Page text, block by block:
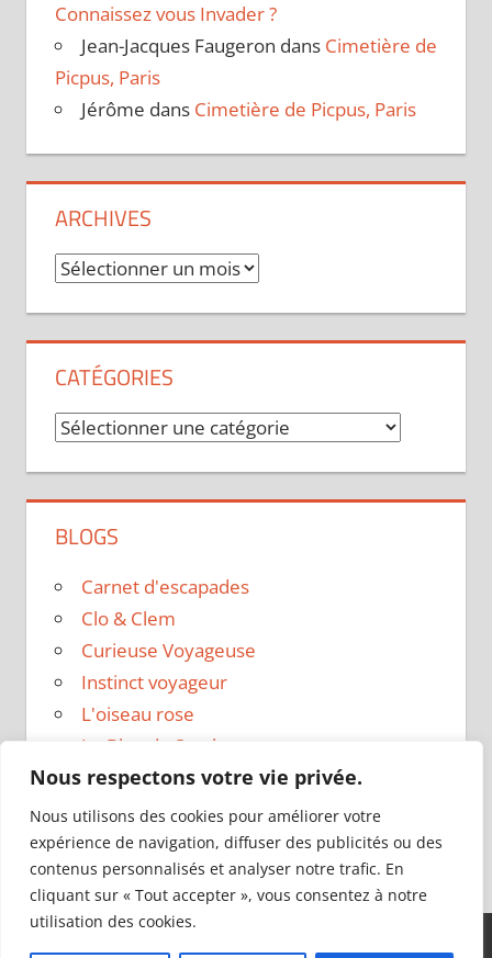
Nous respectons votre vie privée.
Nous utilisons des cookies pour améliorer votre
expérience de navigation, diffuser des publicités ou des
contenus personnalisés et analyser notre trafic. En
cliquant sur « Tout accepter », vous consentez à notre
utilisation des cookies.
Connaissez vous Invader ?
Jean-Jacques Faugeron dans Cimetière de
Picpus, Paris
Jérôme dans Cimetière de Picpus, Paris
ARCHIVES
Archives
CATÉGORIES
Catégories
BLOGS
Carnet d'escapades
Clo & Clem
Curieuse Voyageuse
Instinct voyageur
L'oiseau rose
Le Blog de Sarah
Le sac a dos
Madame Oreille
Voyages et Vagabondages